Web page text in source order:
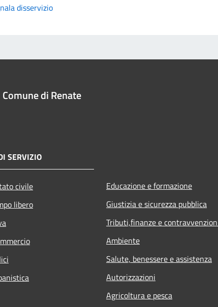
disservizio
Comune di Renate
SERVIZIO
civile
libero
Educazione e formazione
Giustizia e sicurezza pubblica
Tributi,finanze e
Ambiente
Salute, benessere e assistenza
Autorizzazioni
Agricoltura e pesca